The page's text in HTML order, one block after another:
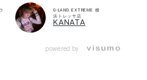
search
G-LAND EXTREME 横
浜トレッサ店
KANATA
powered by